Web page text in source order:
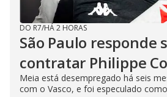
DO R7/HÁ 2 HORAS
São Paulo responde
contratar Philippe
Meia está desempregado há seis
com o Vasco, e foi especulado